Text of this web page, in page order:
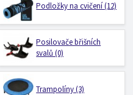
Podložky na cvičení (12)
Posilovače břišních
svalů (0)
Trampolíny (3)